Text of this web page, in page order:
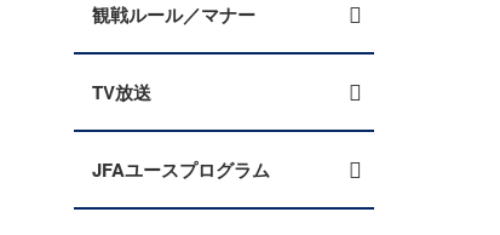
観戦ルール／マナー
TV放送
JFAユースプログラム